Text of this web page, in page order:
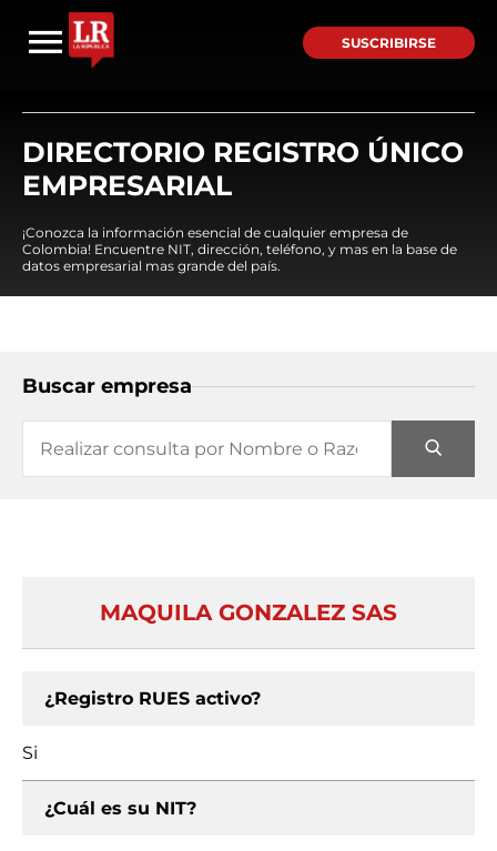
SUSCRIBIRSE
DIRECTORIO REGISTRO ÚNICO
EMPRESARIAL
¡Conozca la información esencial de cualquier empresa de
Colombia! Encuentre NIT, dirección, teléfono, y mas en la base de
datos empresarial mas grande del país.
Buscar empresa
MAQUILA GONZALEZ SAS
¿Registro RUES activo?
Si
¿Cuál es su NIT?